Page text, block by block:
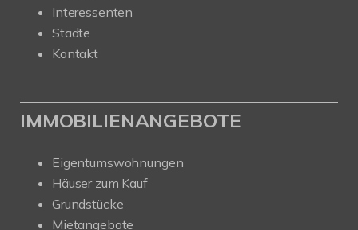
Interessenten
Städte
Kontakt
IMMOBILIENANGEBOTE
Eigentumswohnungen
Häuser zum Kauf
Grundstücke
Mietangebote